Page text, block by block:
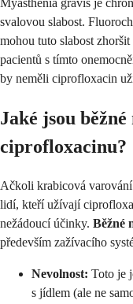
Myasthenia gravis je
svalovou slabost.
mohou tuto slabost
pacientů s tímto
by neměli ciprofloxacin
Jaké jsou
ciprofloxacinu?
Ačkoli krabicová varování
lidí, kteří užívají
nežádoucí účinky. Běžné
především zažívacího
Nevolnost: Toto je
s jídlem (ale ne